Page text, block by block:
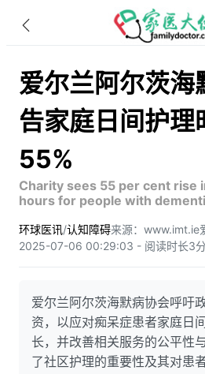
爱尔兰阿尔茨海
告家庭日间护理
55%
Charity sees 55 per cent rise
hours for people with
环球医讯/认知障碍来源：www.imt.ie
2025-07-06 00:29:03 - 阅读时长3
爱尔兰阿尔茨海默病协会呼吁
资，以应对痴呆症患者家庭日
长，并改善相关服务的公平性
了社区护理的重要性及其对患